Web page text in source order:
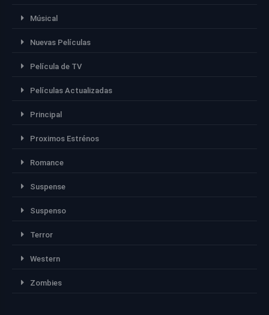
Músical
Nuevas Películas
Película de TV
Películas Actualizadas
Principal
Proximos Estrénos
Romance
Suspense
Suspenso
Terror
Western
Zombies